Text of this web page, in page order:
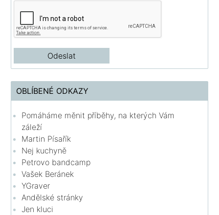
OBLÍBENÉ ODKAZY
Pomáháme měnit příběhy, na kterých Vám
záleží
Martin Písařík
Nej kuchyně
Petrovo bandcamp
Vašek Beránek
YGraver
Andělské stránky
Jen kluci